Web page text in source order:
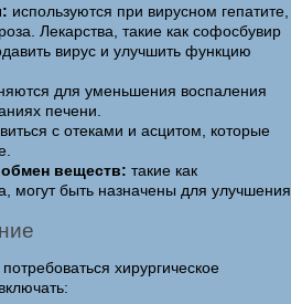
используются при вирусном гепатите,
Лекарства, такие как софосбувир
вирус и улучшить функцию
для уменьшения воспаления
печени.
с отеками и асцитом, которые
веществ: такие как
могут быть назначены для улучшения
хирургическое